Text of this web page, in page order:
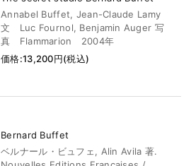
Annabel Buffet, Jean-Claude Lamy
文 Luc Fournol, Benjamin Auger 写
真 Flammarion 2004年
価格:13,200円(税込)
Bernard Buffet
ベルナール・ビュフェ, Alin Avila 著.